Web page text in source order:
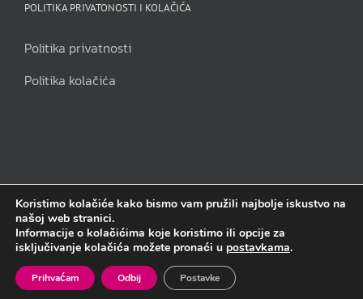
POLITIKA PRIVATONOSTI I KOLAČIĆA
Politika privatnosti
Politika kolačića
Pink Pen j.d.o.o | Sva prava pridržana | Copyright 2014. - 2023.
FacebookInstagram
Email
Koristimo kolačiće kako bismo vam pružili najbolje iskustvo na
našoj web stranici.
Informacije o kolačićima koje koristimo ili opcije za
isključivanje kolačića možete pronaći u postavkama.
Prihvaćam Odbij Postavke